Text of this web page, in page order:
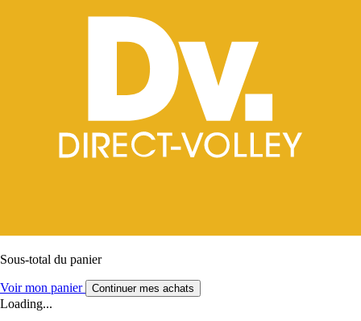
Sous-total du panier
Voir mon panier Continuer mes achats
Loading...